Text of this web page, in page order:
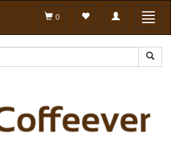
Toggle
navigation
0